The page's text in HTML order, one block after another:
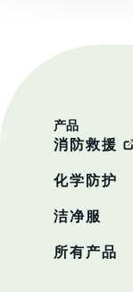
产品
消防救援
化学防护
洁净服
所有产品